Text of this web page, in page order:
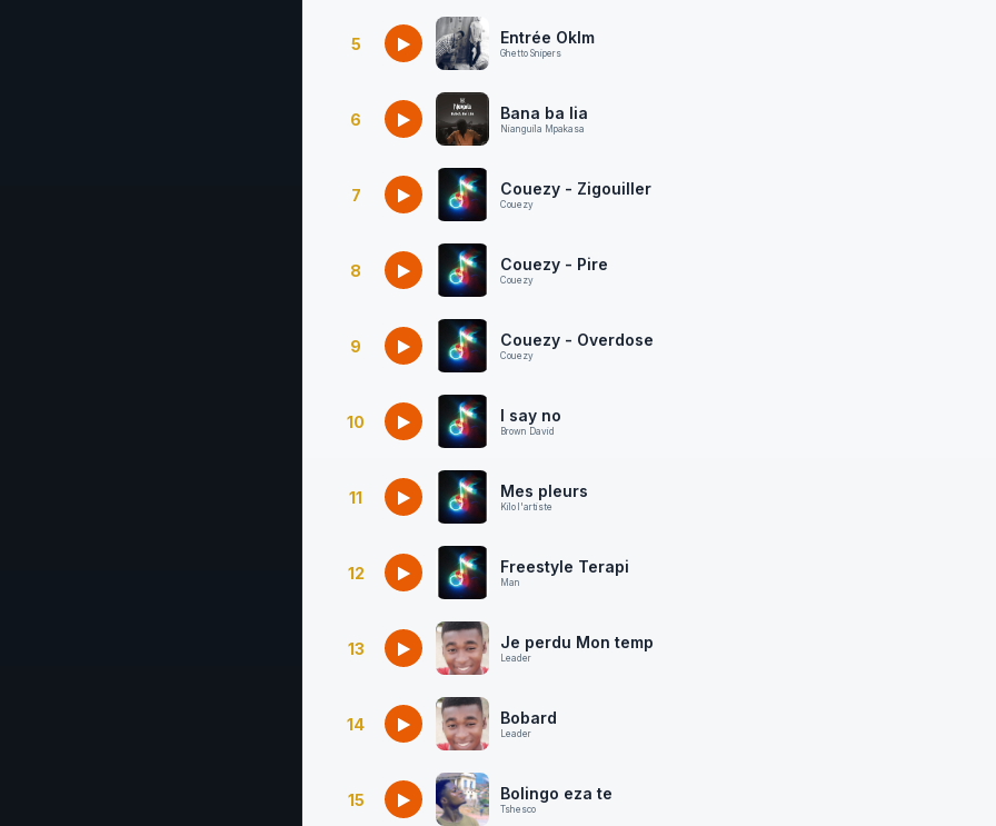
5 Entrée Oklm
Ghetto Snipers
6 Bana ba lia
Nianguila Mpakasa
7 Couezy - Zigouiller
Couezy
8 Couezy - Pire
Couezy
9 Couezy - Overdose
Couezy
10 I say no
Brown David
11 Mes pleurs
Kilo l'artiste
12 Freestyle Terapi
Man
13 Je perdu Mon temp
Leader
14 Bobard
Leader
15 Bolingo eza te
Tshesco